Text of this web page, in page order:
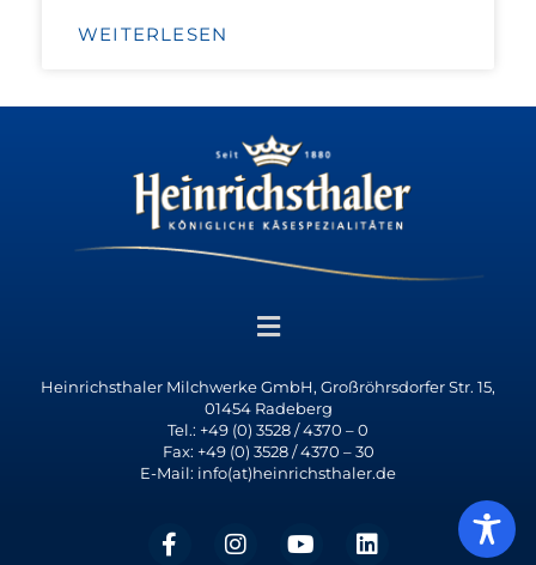
WEITERLESEN
Heinrichsthaler Milchwerke GmbH, Großröhrsdorfer Str. 15,
01454 Radeberg
Tel.: +49 (0) 3528 / 4370 – 0
Fax: +49 (0) 3528 / 4370 – 30
E-Mail: info(at)heinrichsthaler.de